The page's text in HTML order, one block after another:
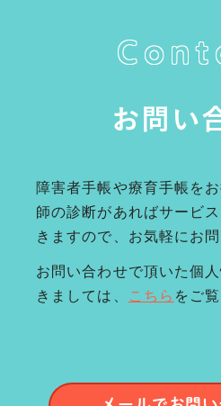
お問い
障害者手帳や療育手帳を
師の診断があればサービ
きますので、お気軽にお
お問い合わせで頂いた個
きましては、
こちら をご